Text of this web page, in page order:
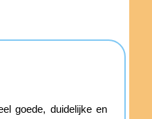
goede, duidelijke en